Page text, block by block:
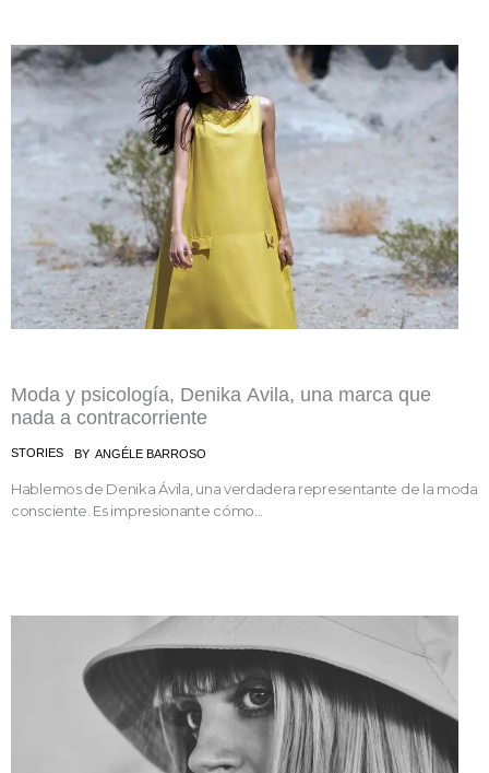
Moda y psicología, Denika Avila, una marca que
nada a contracorriente
STORIES BY ANGÉLE BARROSO
Hablemos de Denika Ávila, una verdadera representante de la moda
consciente. Es impresionante cómo...